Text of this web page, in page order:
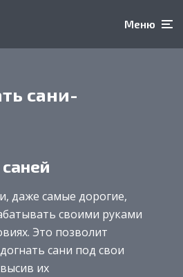
Меню
сани-
даже самые дорогие,
своими руками
Это позволит
сани под свои
их